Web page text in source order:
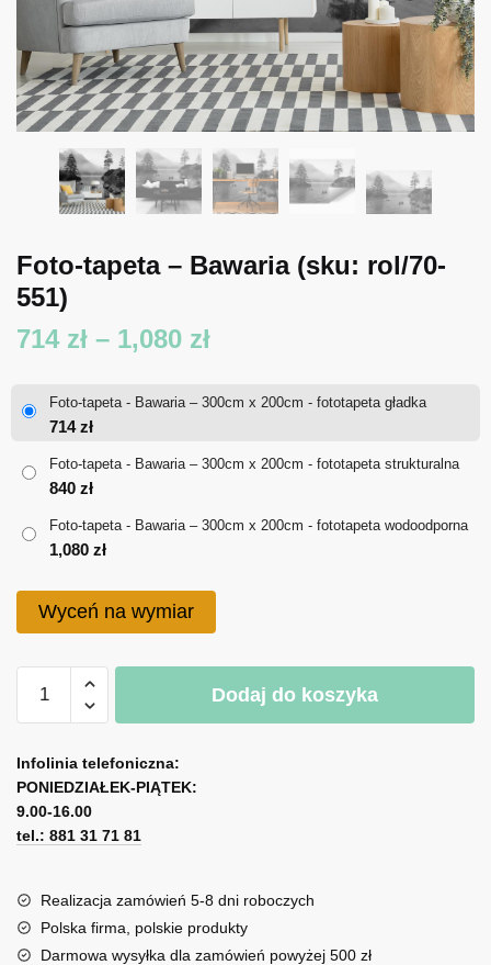
Foto-tapeta – Bawaria (sku: rol/70-
551)
714 zł – 1,080 złZakres
714 zł
Foto-tapeta - Bawaria – 300cm x 200cm - fototapeta gładka
714zł
Foto-tapeta - Bawaria – 300cm x 200cm - fototapeta strukturalna
840 zł
Foto-tapeta - Bawaria – 300cm x 200cm - fototapeta wodoodporna
1,080 zł
Wyceń na wymiar
Foto-
-
Bawaria
Dodaj do koszyka
l
t
e
r
a
t
i
Infolinia telefoniczna:
PONIEDZIAŁEK-PIĄTEK:
9.00-16.00
tel.: 881 31 71 81
Realizacja zamówień 5-8 dni roboczych
Polska firma, polskie produkty
Darmowa wysyłka dla zamówień powyżej 500 zł